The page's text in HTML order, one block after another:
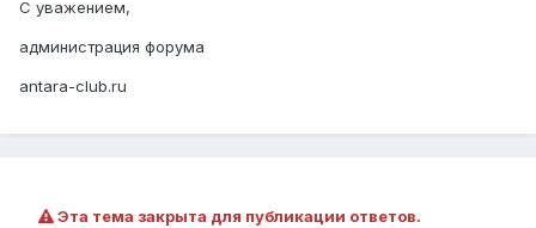
С уважением,
администрация форума
antara-club.ru
Эта тема закрыта для публикации ответов.